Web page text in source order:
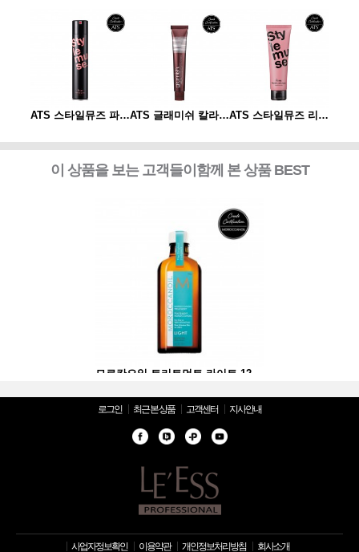
ATS 스타일뮤즈 파워 스프레이 300ml ATS 글래미쉬 칼라 80g ATS 스타일뮤즈 리페어 컬크림 150ml
이 상품을 보는 고객들이함께 본 상품 BEST
로그인 최근 본 상품 고객센터 지사안내
사업자정보확인 이용약관 개인정보처리방침 회사소개